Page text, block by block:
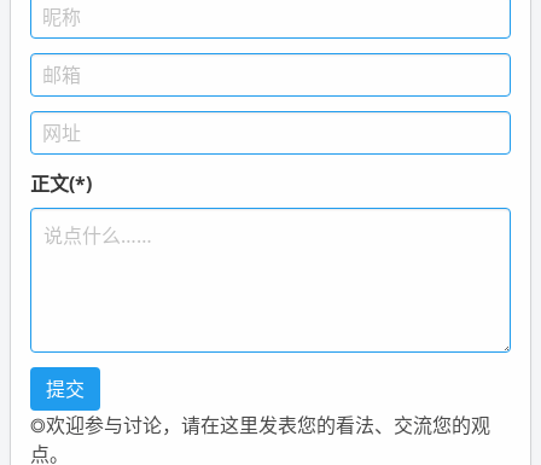
正文(*)
◎欢迎参与讨论，请在这里发表您的看法、交流您的观
点。